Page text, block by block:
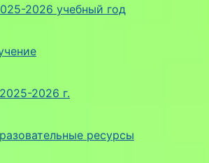
2026 учебный год
2026 г.
ресурсы